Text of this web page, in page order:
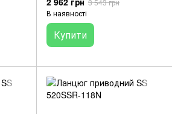
В наявності
Купити